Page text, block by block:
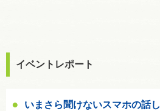
イベントレポート
いまさら聞けないスマホの話し